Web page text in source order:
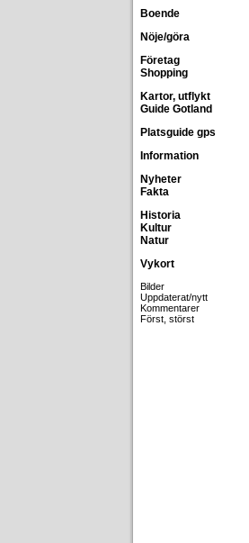
Boende
Nöje/göra
Företag
Shopping
Kartor, utflykt
Guide Gotland
Platsguide gps
Information
Nyheter
Fakta
Historia
Kultur
Natur
Vykort
Bilder
Uppdaterat/nytt
Kommentarer
Först, störst